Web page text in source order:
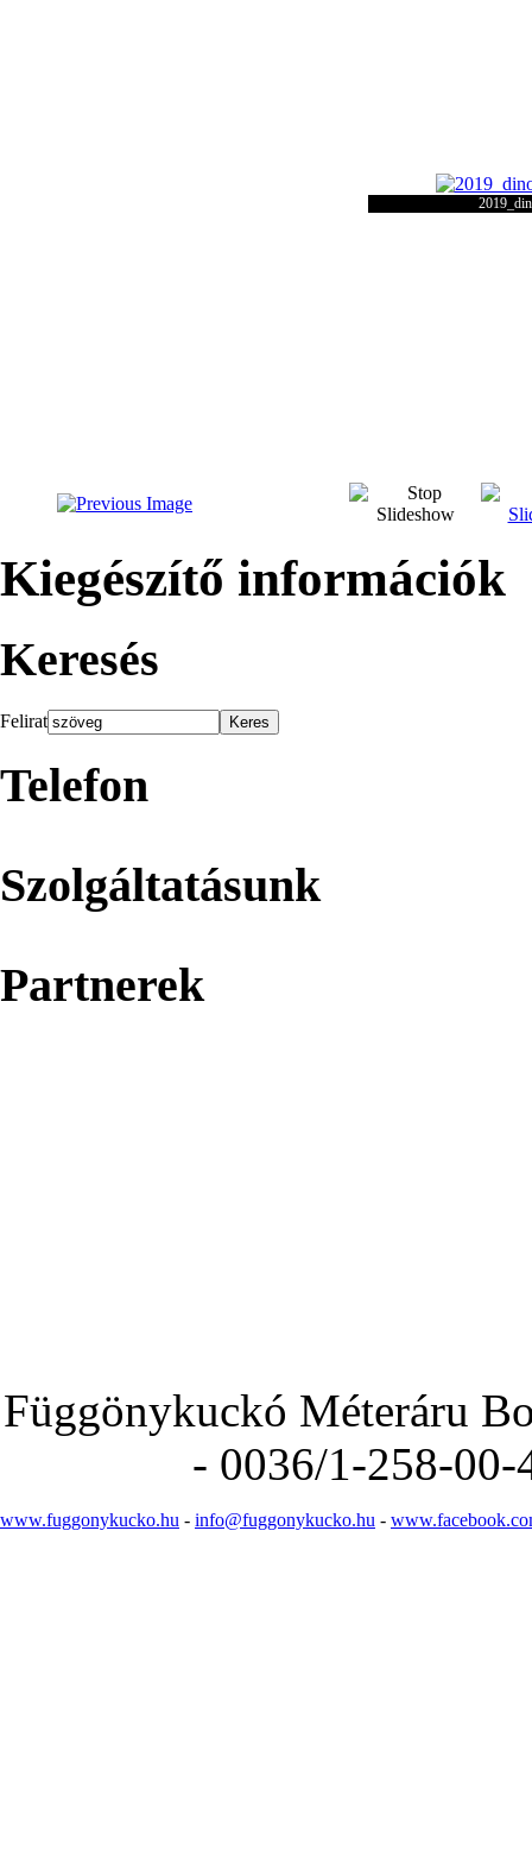
Kiegészítő információk
Keresés
Felirat
Telefon
Szolgáltatásunk
Partnerek
Függönykuckó Méteráru
- 0036/1-258-
www.fuggonykucko.hu - info@fuggonykucko.hu -